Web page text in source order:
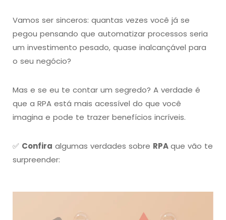
Vamos ser sinceros: quantas vezes você já se
pegou pensando que automatizar processos seria
um investimento pesado, quase inalcançável para
o seu negócio?
Mas e se eu te contar um segredo? A verdade é
que a RPA está mais acessível do que você
imagina e pode te trazer benefícios incríveis.
✅ Confira algumas verdades sobre RPAque vão te
surpreender: